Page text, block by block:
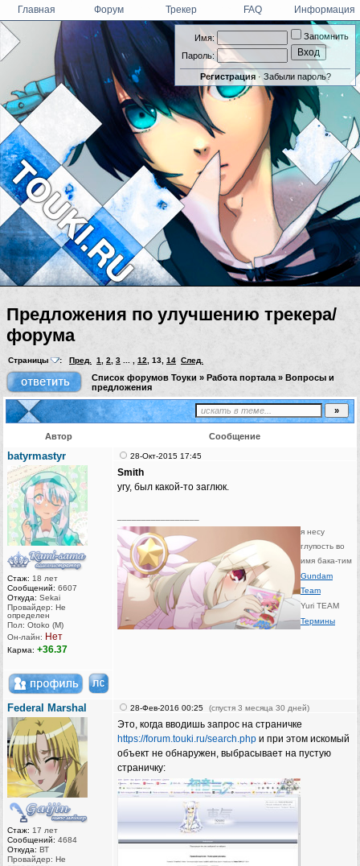
Имя:
Пароль:
Запомнить
Регистрация· Забыли пароль?
Главная Форум Трекер FAQ Информация
Предложения по улучшению трекера/
форума
Страницы : Пред. 1, 2, 3 ... , 12, 13, 14 След.
Список форумов Тоуки » Работа портала » Вопросы и
предложения
Автор Сообщение
batyrmastyr
Стаж: 18 лет
Сообщений: 6607
Откуда: Sekai
Провайдер: Не
определен
Пол: Otoko (M)
Он-лайн: Нет
Карма: +36.37
28-Окт-2015 17:45
Smith
угу, был какой-то заглюк.
я несу
глупость во
имя бака-тим
Gundam
Team
Yuri TEAM
Термины
Federal Marshal
Стаж: 17 лет
Сообщений: 4684
Откуда: ВТ
Провайдер: Не
28-Фев-2016 00:25 (спустя 3 месяца 30 дней)
Это, когда вводишь запрос на страничке
https://forum.touki.ru/search.php и при этом искомый
объект не обнаружен, выбрасывает на пустую
страничку: